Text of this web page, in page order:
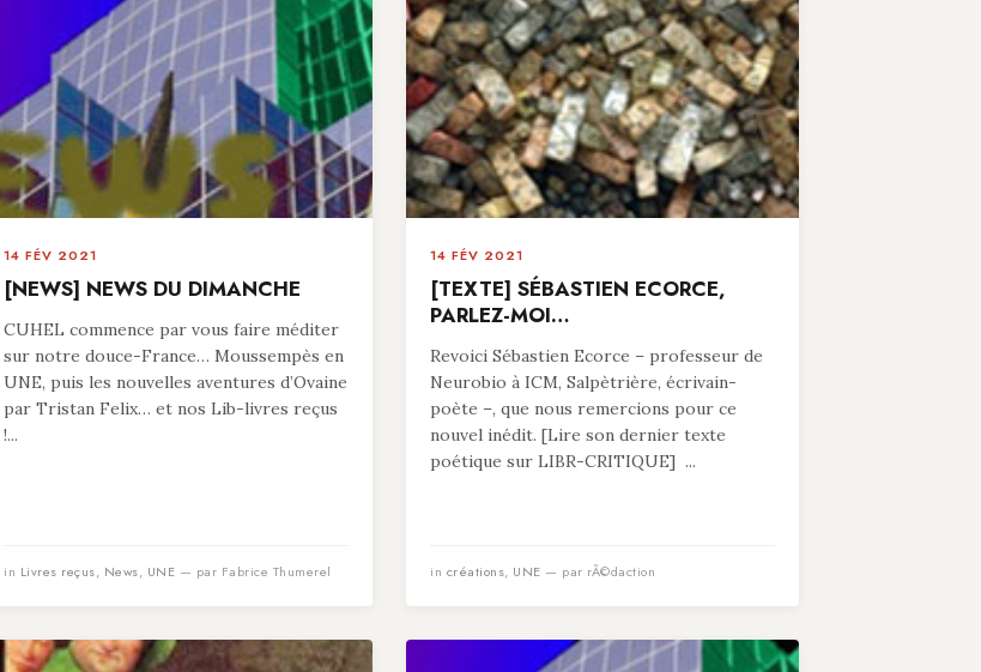
14 FÉV 2021
[NEWS] NEWS DU DIMANCHE
CUHEL commence par vous faire méditer
sur notre douce-France… Moussempès en
UNE, puis les nouvelles aventures d’Ovaine
par Tristan Felix… et nos Lib-livres reçus
!...
in Livres reçus, News, UNE — par Fabrice Thumerel
14 FÉV 2021
[TEXTE] SÉBASTIEN ECORCE,
PARLEZ-MOI…
Revoici Sébastien Ecorce – professeur de
Neurobio à ICM, Salpètrière, écrivain-
poète –, que nous remercions pour ce
nouvel inédit. [Lire son dernier texte
poétique sur LIBR-CRITIQUE] ...
in créations, UNE — par rÃ©daction